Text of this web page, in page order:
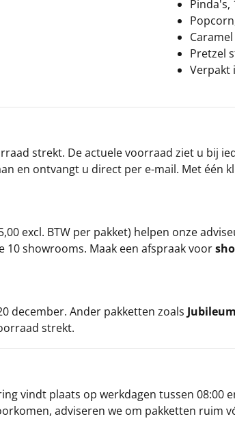
Pinda's,
Pretzel
Verpakt
strekt. De actuele voorraad ziet u bij
en ontvangt u direct per e-mail. Met één
excl. BTW per pakket) helpen onze
10 showrooms. Maak een afspraak voor
december. Ander pakketten zoals
strekt.
vindt plaats op werkdagen tussen
adviseren we om pakketten ruim